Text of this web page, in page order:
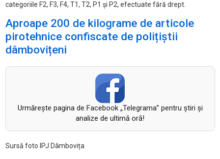
categoriile F2, F3, F4, T1, T2, P1 și P2, efectuate fără drept.
Aproape 200 de kilograme de articole
pirotehnice confiscate de polițiștii
dâmbovițeni
Urmăreşte pagina de Facebook „Telegrama” pentru ştiri şi
analize de ultimă oră!
Sursă foto IPJ Dâmbovița